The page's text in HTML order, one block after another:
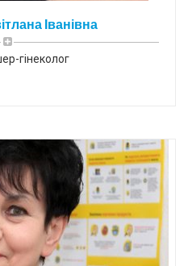
Іванівна
гінеколог